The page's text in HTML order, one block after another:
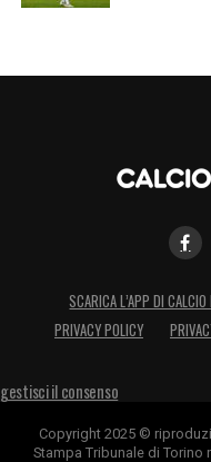
SCARICA L’APP DI
PRIVACY POLICY
gestisci il consenso
Copyright 2025 ©
Stampa Tribunale di Torino